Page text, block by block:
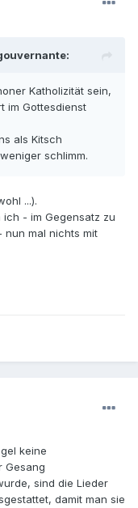
Katholizität sein,
im Gottesdienst
als Kitsch
schlimm.
...).
- im Gegensatz zu
nun mal nichts mit
keine
Gesang
sind die Lieder
damit man sie